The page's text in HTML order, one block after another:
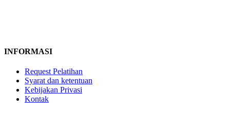
INFORMASI
Request Pelatihan
Syarat dan ketentuan
Kebijakan Privasi
Kontak